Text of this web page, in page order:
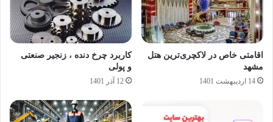
اقامتی خاص در لاکچری‌ترین هتل‌
مشهد
14 اردیبهشت 1401
کاربرد چرخ دنده ، زنجیر صنعتی
و پولی
12 آذر 1401